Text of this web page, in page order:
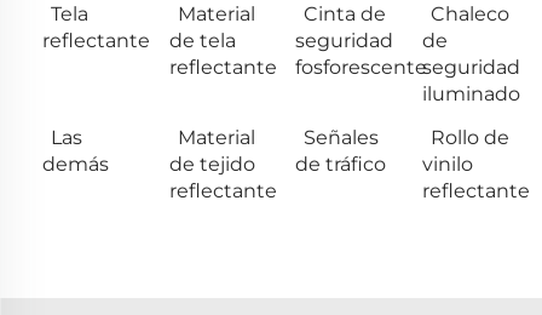
Tela
reflectante
Material
de tela
reflectante
Cinta de
seguridad
fosforescente
Chaleco
de
seguridad
iluminado
Las
demás
Material
de tejido
reflectante
Señales
de tráfico
Rollo de
vinilo
reflectante